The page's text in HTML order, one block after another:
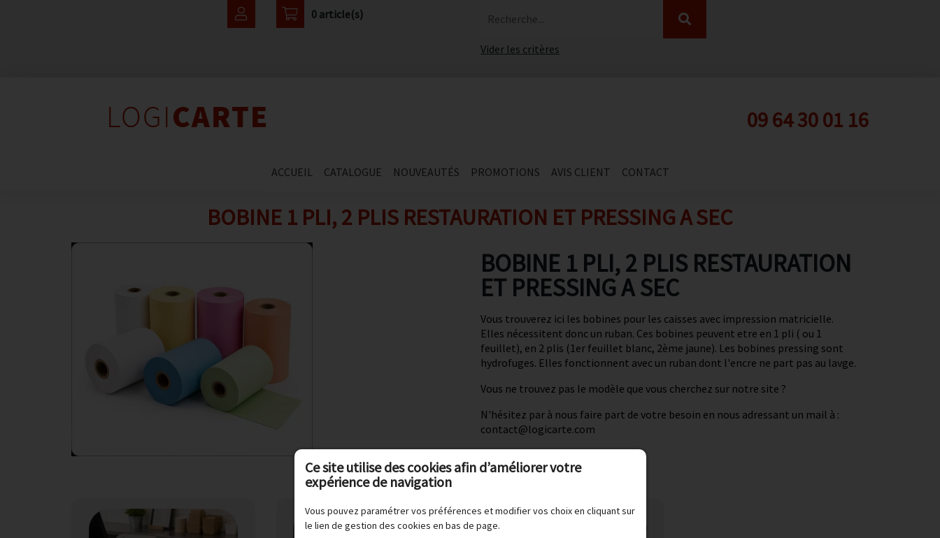
0 article(s) Recherche...
Vider les critères
09 64 30 01 16
ACCUEIL CATALOGUE NOUVEAUTÉS PROMOTIONS AVIS CLIENT CONTACT
BOBINE 1 PLI, 2 PLIS RESTAURATION ET PRESSING A SEC
BOBINE 1 PLI, 2 PLIS RESTAURATION
ET PRESSING A SEC
Vous trouverez ici les bobines pour les caisses avec impression matricielle.
Elles nécessitent donc un ruban. Ces bobines peuvent etre en 1 pli ( ou 1
feuillet), en 2 plis (1er feuillet blanc, 2ème jaune). Les bobines pressing sont
hydrofuges. Elles fonctionnent avec un ruban dont l'encre ne part pas au lavge.
Vous ne trouvez pas le modèle que vous cherchez sur notre site ?
N'hésitez par à nous faire part de votre besoin en nous adressant un mail à :
contact@logicarte.com
Ce site utilise des cookies afin d’améliorer votre
expérience de navigation
Vous pouvez paramétrer vos préférences et modifier vos choix en cliquant sur
le lien de gestion des cookies en bas de page.